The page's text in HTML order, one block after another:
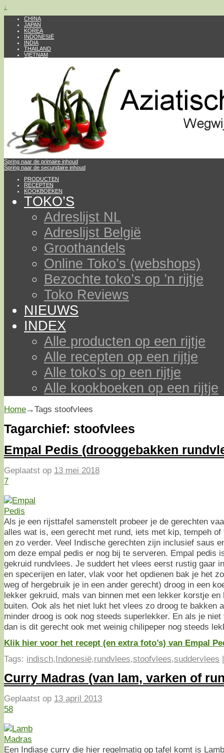
↓
CHINA
JAPAN
KOREA
INDONESIË
INDIA
THAILAND
VIETNAM
Spring naar de primaire inhoud
Spring naar de secundaire inhoud
PRODUCTEN
RECEPTEN
KOOKBOEKEN
TOKO’S
Adreslijst NL
Adreslijst België
Groothandels
Online Toko’s (webshops)
Bezochte toko’s op ’n rijtje
Toko Reviews
NIEUWS
INDEX
Alle producten op een rijtje
Alle recepten op een rijtje
Alle toko’s op een rijtje
Alle kookboeken op een rijtje
Home→Tags stoofvlees
Tagarchief: stoofvlees
Empal Pedis (drooggebakken
Geplaatst op 13 mei 2018
7
Als je een rijsttafel samenstelt probeer je de gerechten
alles wat is, een gerecht met rund, iets met kip, tempeh of
en zo verder. Veel Indische gerechten zijn inclusief saus
om deze empal pedis er nog bij te serveren. Empal pedis
gekruid rundvlees. Je suddert het vlees eerst rustig gaar
en specerijen en later, vlak voor het opdienen bak je het
weg of hergebruik je in een ander gerecht) droog in een
lekker gekruid, mals van binnen met een lekker korstje
buiten. Ook als het niet lukt het vlees zo droog te bakken
minder droog is ook nog steeds superlekker. En als je
dan is dit gerecht ook met weinig chilipeper nog steeds
Klik hier voor het recept (en extra foto’s) van Empal
Tags: indisch,Indonesië,rundvlees,stoofvlees,suddervlees
Curry Madras (van lam, varken of
Geplaatst op 13 april 2013
58
Een Indiase curry die hier regelmatig op tafel komt is